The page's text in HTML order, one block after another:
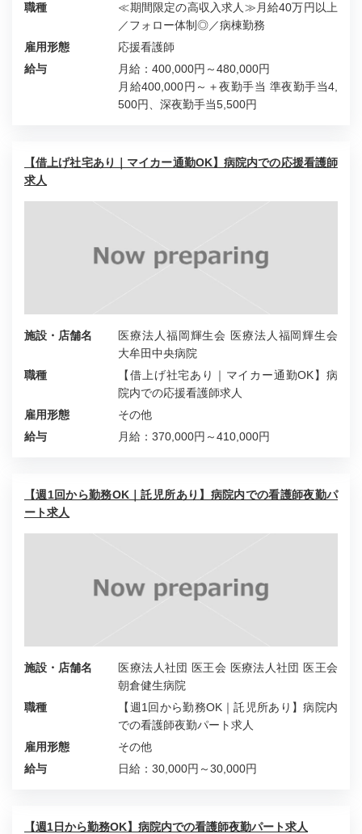
職種
≪期間限定の高収入求人≫月給40万円以上
／フォロー体制◎／病棟勤務
雇用形態
応援看護師
給与
月給：400,000円～480,000円
月給400,000円～＋夜勤手当 準夜勤手当4,
500円、深夜勤手当5,500円
【借上げ社宅あり｜マイカー通勤OK】病院内での応援看護師
求人
施設・店舗名
医療法人福岡輝生会 医療法人福岡輝生会
大牟田中央病院
職種
【借上げ社宅あり｜マイカー通勤OK】病
院内での応援看護師求人
雇用形態
その他
給与
月給：370,000円～410,000円
【週1回から勤務OK｜託児所あり】病院内での看護師夜勤パ
ート求人
施設・店舗名
医療法人社団 医王会 医療法人社団 医王会
朝倉健生病院
職種
【週1回から勤務OK｜託児所あり】病院内
での看護師夜勤パート求人
雇用形態
その他
給与
日給：30,000円～30,000円
【週1日から勤務OK】病院内での看護師夜勤パート求人